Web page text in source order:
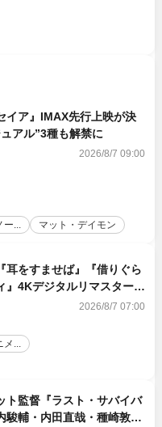
イア』IMAX先行上映が決
アル”3種も解禁に
2026/8/7 09:00
ー... マット・デイモン
耳をすませば』『借りぐら
』4Kデジタルリマスターで
2026/8/7 07:00
...
ト監督『ラスト・サバイバ
駿輔・内田直哉・種崎敦